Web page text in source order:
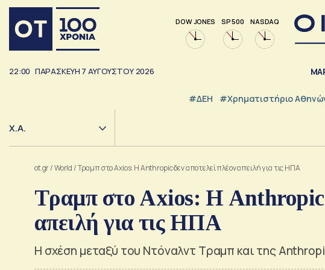
DOW JONES SP 500 NASDAQ
22:00 ΠΑΡΑΣΚΕΥΉ 7 ΑΥΓΟΎΣΤΟΥ 2026
#ΔΕΗ #Χρηματιστήριο
Χ.Α.
ot.gr/World /Τραμπ στο Axios: Η Anthropic δεν αποτελεί πλέον απειλή για τις ΗΠΑ
Τραμπ στο Axios: Η Anthropic
απειλή για τις ΗΠΑ
Η σχέση μεταξύ του Ντόναλντ Τραμπ και της